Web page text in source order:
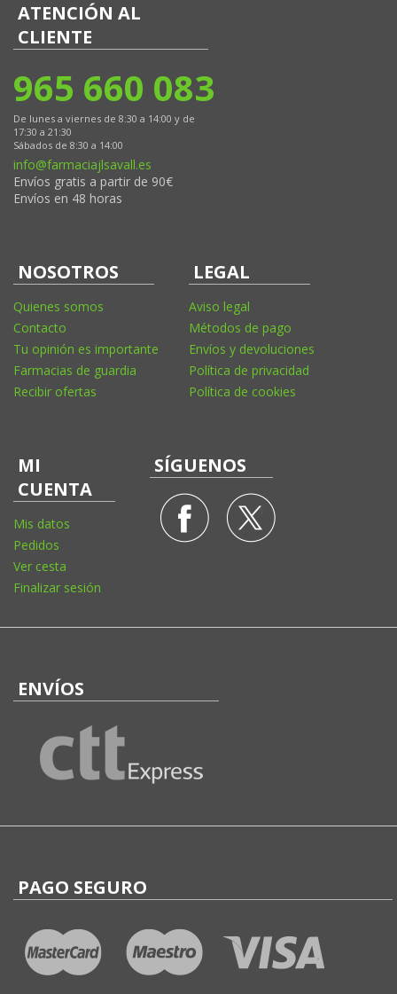
ATENCIÓN AL
CLIENTE
965 660 083
De lunes a viernes de 8:30 a 14:00 y de
17:30 a 21:30
Sábados de 8:30 a 14:00
info@farmaciajlsavall.es
Envíos gratis a partir de 90€
Envíos en 48 horas
NOSOTROS
Quienes somos
Contacto
Tu opinión es importante
Farmacias de guardia
Recibir ofertas
LEGAL
Aviso legal
Métodos de pago
Envíos y devoluciones
Política de privacidad
Política de cookies
MI
CUENTA
Mis datos
Pedidos
Ver cesta
Finalizar sesión
SÍGUENOS
ENVÍOS
PAGO SEGURO